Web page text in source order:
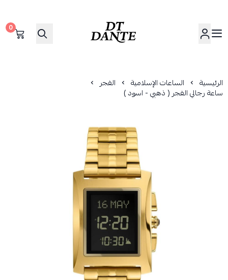
دانتي | DANTE
0
الرئيسية الساعات الإسلامية الفجر
ساعة رجالي الفجر ( ذهبي - اسود )